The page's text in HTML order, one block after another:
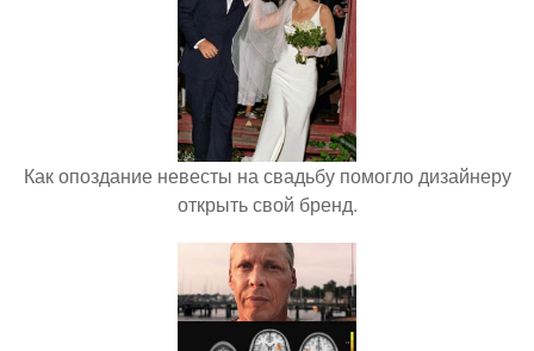
Как опоздание невесты на свадьбу помогло дизайнеру
открыть свой бренд.